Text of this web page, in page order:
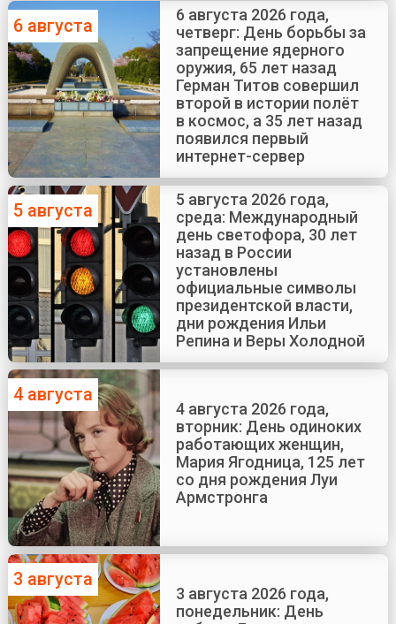
6 августа
6 августа 2026 года,
четверг: День борьбы за
запрещение ядерного
оружия, 65 лет назад
Герман Титов совершил
второй в истории полёт
в космос, а 35 лет назад
появился первый
интернет-сервер
5 августа
5 августа 2026 года,
среда: Международный
день светофора, 30 лет
назад в России
установлены
официальные символы
президентской власти,
дни рождения Ильи
Репина и Веры Холодной
4 августа
4 августа 2026 года,
вторник: День одиноких
работающих женщин,
Мария Ягодница, 125 лет
со дня рождения Луи
Армстронга
3 августа
3 августа 2026 года,
понедельник: День